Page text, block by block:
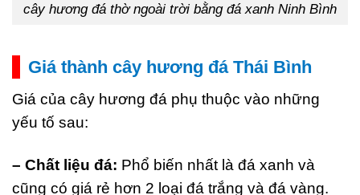
cây hương đá thờ ngoài trời bằng đá xanh Ninh Bình
Giá thành cây hương đá Thái Bình
Giá của cây hương đá phụ thuộc vào những
yếu tố sau:
– Chất liệu đá: Phổ biến nhất là đá xanh và
cũng có giá rẻ hơn 2 loại đá trắng và đá vàng.